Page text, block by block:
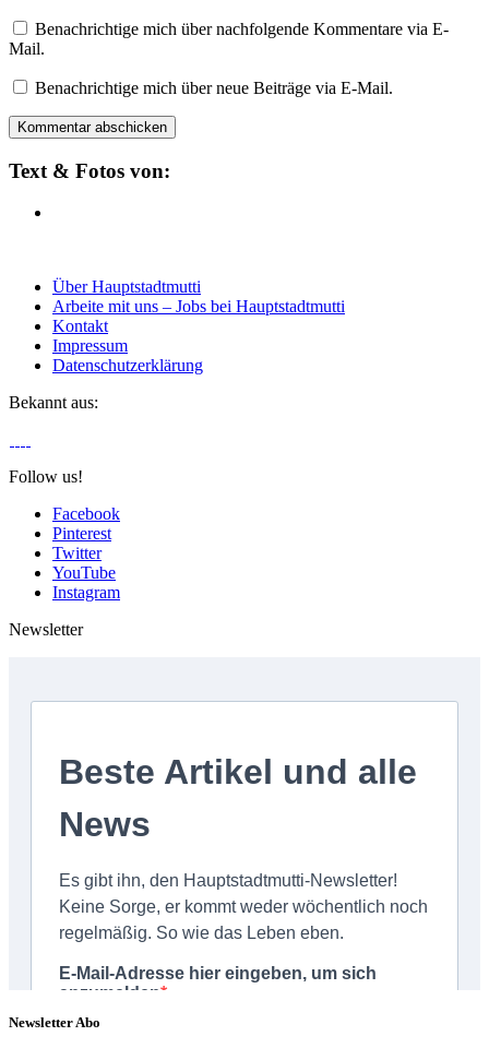
Benachrichtige mich über nachfolgende Kommentare via E-
Mail.
Benachrichtige mich über neue Beiträge via E-Mail.
Text & Fotos von:
Über Hauptstadtmutti
Arbeite mit uns – Jobs bei Hauptstadtmutti
Kontakt
Impressum
Datenschutzerklärung
Bekannt aus:
Follow us!
Facebook
Pinterest
Twitter
YouTube
Instagram
Newsletter
Newsletter Abo